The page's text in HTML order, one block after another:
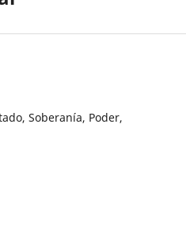
Soberanía, Poder,